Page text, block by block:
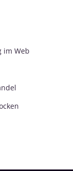
im Web